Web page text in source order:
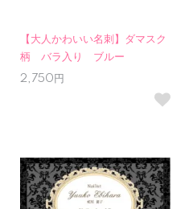
【大人かわいい名刺】ダマスク
柄 バラ入り ブルー
2,750円